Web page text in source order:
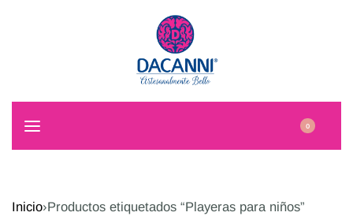
0
Inicio›Productos etiquetados “Playeras para niños”